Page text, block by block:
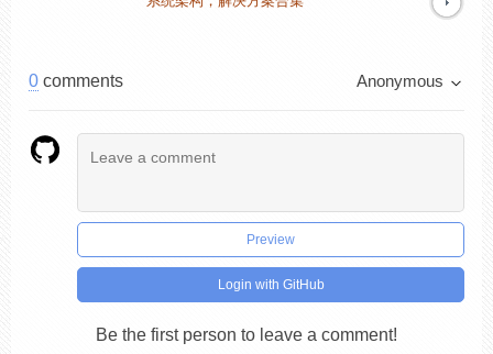
0 comments Anonymous
Preview
Login with GitHub
Be the first person to leave a comment!